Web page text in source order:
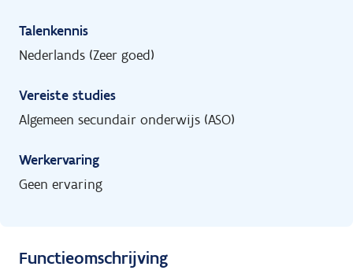
Talenkennis
Nederlands (Zeer goed)
Vereiste studies
Algemeen secundair onderwijs (ASO)
Werkervaring
Geen ervaring
Functieomschrijving